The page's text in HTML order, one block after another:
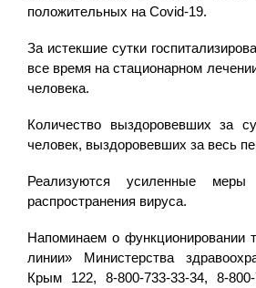
положительных на Covid-19.
За истекшие сутки
все время на стационарном
человека.
Количество выздоровевших за
человек, выздоровевших за весь
Реализуются усиленные
распространения вируса.
Напоминаем о функционировании
линии» Министерства
Крым 122, 8-800-733-33-34, 8-